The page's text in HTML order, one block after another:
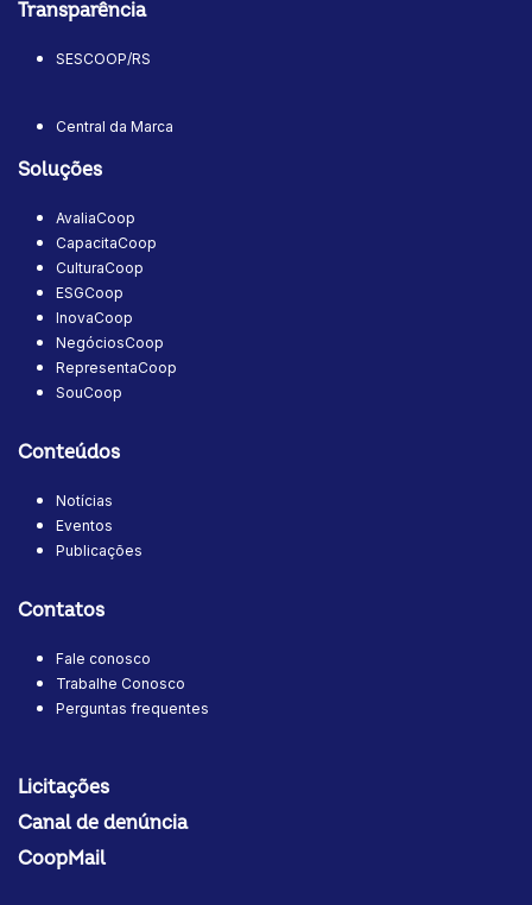
Transparência
SESCOOP/RS
Central da Marca
Soluções
AvaliaCoop
CapacitaCoop
CulturaCoop
ESGCoop
InovaCoop
NegóciosCoop
RepresentaCoop
SouCoop
Conteúdos
Notícias
Eventos
Publicações
Contatos
Fale conosco
Trabalhe Conosco
Perguntas frequentes
Licitações
Canal de denúncia
CoopMail